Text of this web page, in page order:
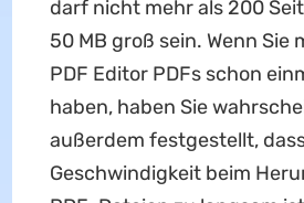
darf nicht mehr als 200
50 MB groß sein. Wenn Sie
PDF Editor PDFs schon
haben, haben Sie
außerdem festgestellt,
Geschwindigkeit beim